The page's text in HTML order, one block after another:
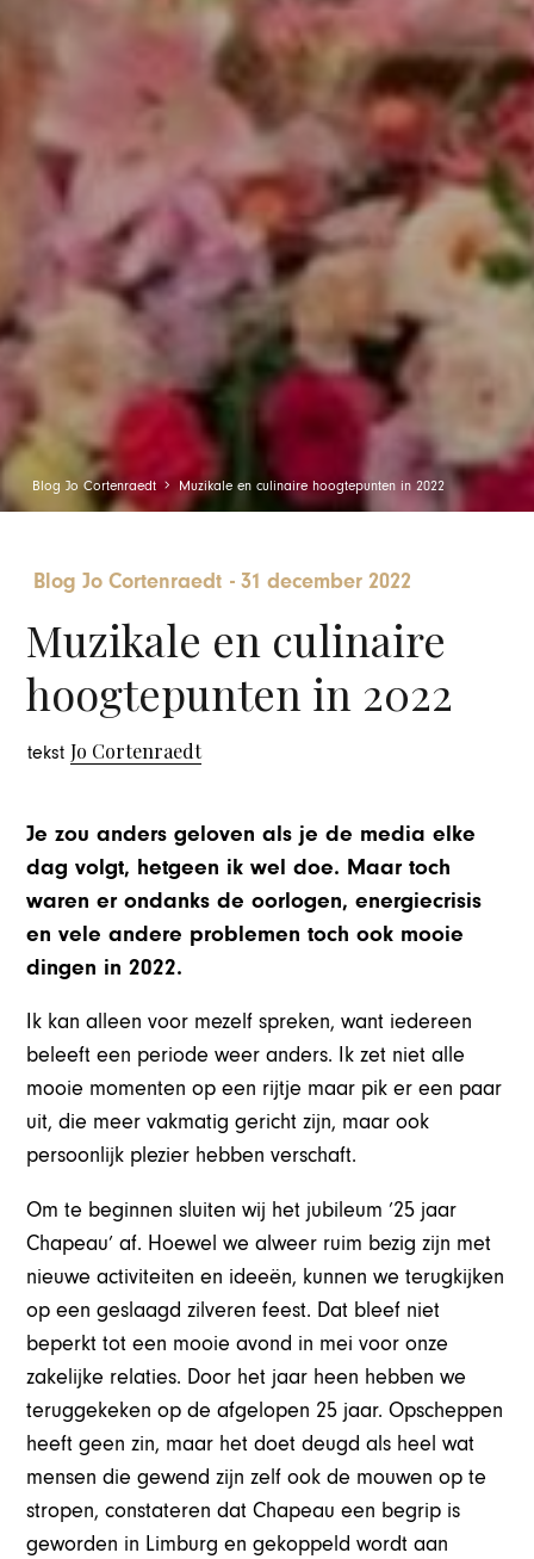
Blog Jo Cortenraedt Muzikale en culinaire hoogtepunten in 2022
Blog Jo Cortenraedt -31 december 2022
Muzikale en culinaire
hoogtepunten in 2022
tekstJo Cortenraedt
Je zou anders geloven als je de media elke
dag volgt, hetgeen ik wel doe. Maar toch
waren er ondanks de oorlogen, energiecrisis
en vele andere problemen toch ook mooie
dingen in 2022.
Ik kan alleen voor mezelf spreken, want iedereen
beleeft een periode weer anders. Ik zet niet alle
mooie momenten op een rijtje maar pik er een paar
uit, die meer vakmatig gericht zijn, maar ook
persoonlijk plezier hebben verschaft.
Om te beginnen sluiten wij het jubileum ’25 jaar
Chapeau’ af. Hoewel we alweer ruim bezig zijn met
nieuwe activiteiten en ideeën, kunnen we terugkijken
op een geslaagd zilveren feest. Dat bleef niet
beperkt tot een mooie avond in mei voor onze
zakelijke relaties. Door het jaar heen hebben we
teruggekeken op de afgelopen 25 jaar. Opscheppen
heeft geen zin, maar het doet deugd als heel wat
mensen die gewend zijn zelf ook de mouwen op te
stropen, constateren dat Chapeau een begrip is
geworden in Limburg en gekoppeld wordt aan